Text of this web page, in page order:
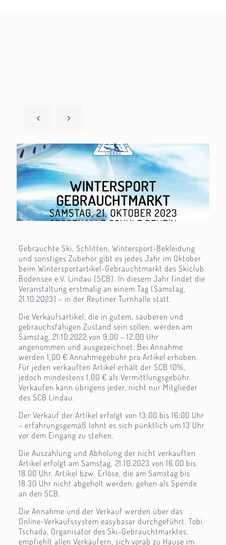
Gebrauchte Ski, Schlitten, Wintersport-Bekleidung
und sonstiges Zubehör gibt es jedes Jahr im Oktober
beim Wintersportartikel-Gebrauchtmarkt des Skiclub
Bodensee e.V. Lindau (SCB). In diesem Jahr findet die
Veranstaltung erstmalig an einem Tag (Samstag,
21.10.2023) – in der Reutiner Turnhalle statt.
Die Verkaufsartikel, die in gutem, sauberen und
gebrauchsfähigen Zustand sein sollen, werden am
Samstag, 21.10.2022 von 9.00 – 12.00 Uhr
angenommen und ausgezeichnet. Bei Annahme
werden 1,00 € Annahmegebühr pro Artikel erhoben.
Für jeden verkauften Artikel erhält der SCB 10%,
jedoch mindestens 1,00 € als Vermittlungsgebühr.
Verkaufen kann übrigens jeder, nicht nur Mitglieder
des SCB Lindau.
Der Verkauf der Artikel erfolgt von 13:00 bis 16:00 Uhr
– erfahrungsgemäß lohnt es sich pünktlich um 13 Uhr
vor dem Eingang zu stehen.
Die Auszahlung und Abholung der nicht verkauften
Artikel erfolgt am Samstag, 21.10.2023 von 16.00 bis
18.00 Uhr. Artikel bzw. Erlöse, die am Samstag bis
18.30 Uhr nicht abgeholt werden, gehen als Spende
an den SCB.
Die Annahme und der Verkauf werden über das
Online-Verkaufssystem easybasar durchgeführt. Tobi
Tschada, Organisator des Ski-Gebrauchtmarktes,
empfiehlt allen Verkäufern, sich vorab zu Hause im